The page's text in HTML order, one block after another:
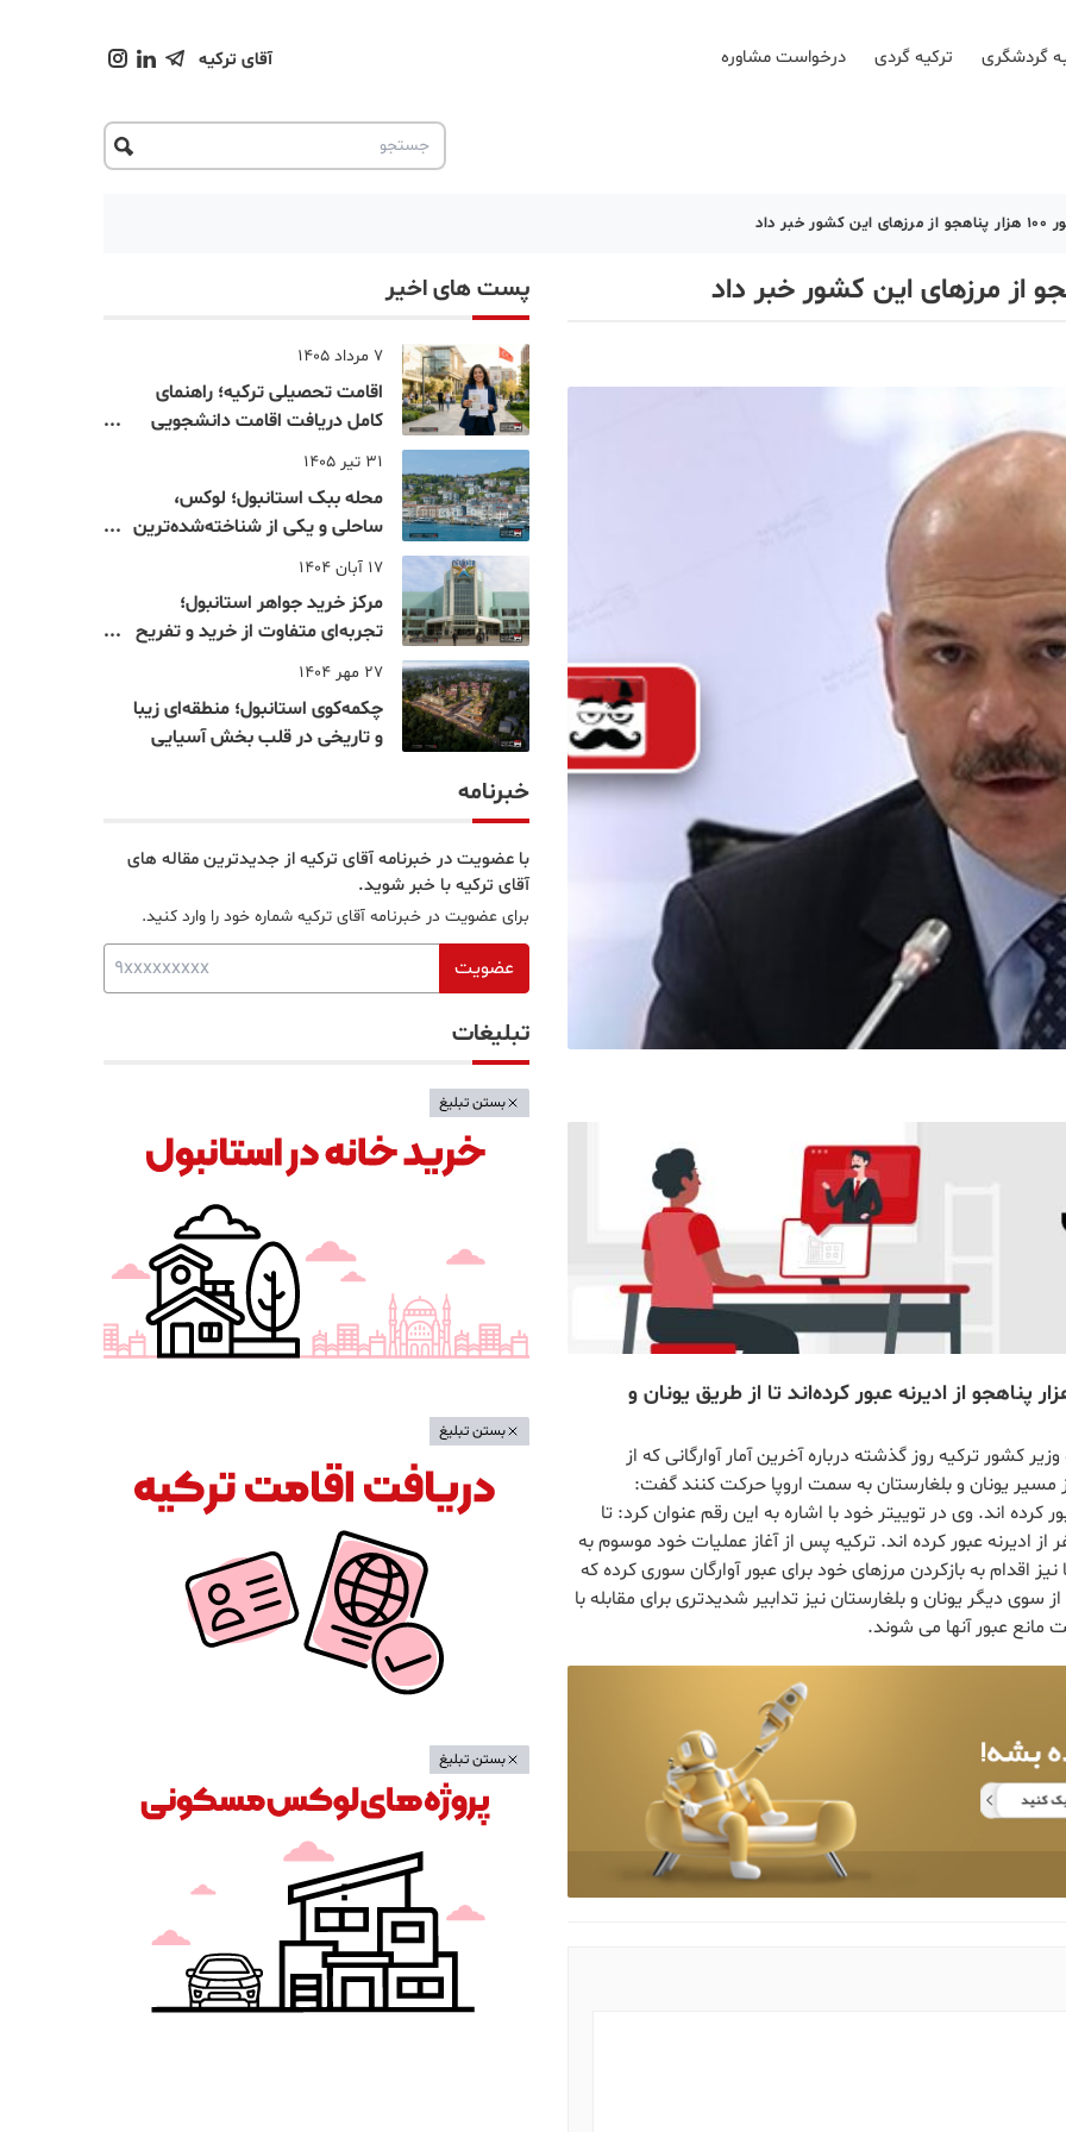
گردشگری ترکیه گردی درخواست مشاوره آقای ترکیه
داد
کشور ترکیه اعلام کرد که تا یکشنبه شب ۱۰۰ هزار پناهجو از ادیرنه عبور کرده‌اند تا از طریق یونان و
کشور ترکیه روز گذشته درباره آخرین آمار آوارگانی که از
یونان و بلغارستان به سمت اروپا حرکت کنند گفت:
از این منطقه عبور کرده اند. وی در توییتر خود با اشاره به این رقم عنوان کرد: تا
19:40 امشب(شنبه شب) بیش از 100 هزار و 577 نفر از ادیرنه عبور کرده اند. ترکیه پس از آغاز عملیات خود موسوم به
اقدام به بازکردن مرزهای خود برای عبور آوارگان سوری کرده که
هزار نفر رسیده است. از سوی دیگر یونان و بلغارستان نیز تدابیر شدیدتری برای مقابله با
مانع عبور آنها می شوند.
پست های اخیر
7 مرداد 1405
اقامت تحصیلی ترکیه؛ راهنمای
کامل دریافت اقامت دانشجویی
ترکیه در سال ۲۰۲۶
31 تیر 1405
محله ببک استانبول؛ لوکس،
ساحلی و یکی از شناخته‌شده‌ترین
نقاط بسفر
17 آبان 1404
مرکز خرید جواهر استانبول؛
تجربه‌ای متفاوت از خرید و تفریح
در قلب استانبول
27 مهر 1404
چکمه‌کوی استانبول؛ منطقه‌ای زیبا
و تاریخی در قلب بخش آسیایی
خبرنامه
با عضویت در خبرنامه آقای ترکیه از جدیدترین مقاله های
آقای ترکیه با خبر شوید.
برای عضویت در خبرنامه آقای ترکیه شماره خود را وارد کنید.
عضویت
تبلیغات
بستن تبلیغ
بستن تبلیغ
بستن تبلیغ